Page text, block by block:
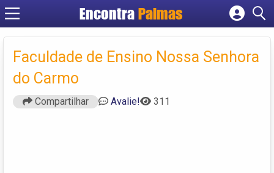
Encontra Palmas
Cadastrar empresa
Criar conta
Faculdade de Ensino Nossa Senhora
do Carmo
Compartilhar Avalie! 311